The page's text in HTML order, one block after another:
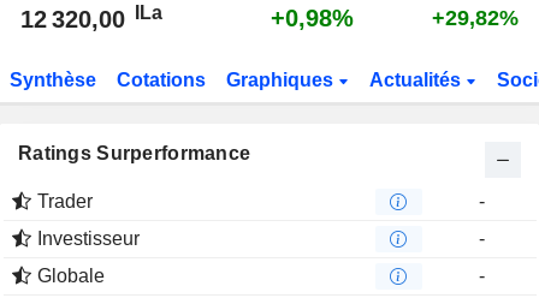
12 320,00 ILa +0,98% +29,82%
Synthèse Cotations Graphiques Actualités
Ratings Surperformance
Trader
-
Investisseur
-
Globale
-